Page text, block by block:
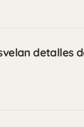
detalles